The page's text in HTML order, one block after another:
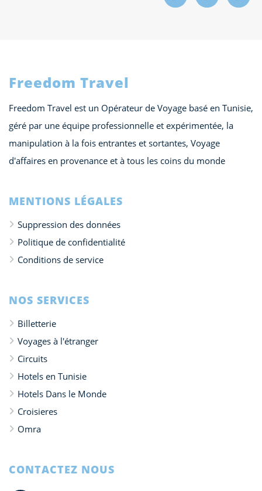
Freedom Travel
Freedom Travel est un Opérateur de Voyage basé en Tunisie,
géré par une équipe professionnelle et expérimentée, la
manipulation à la fois entrantes et sortantes, Voyage
d'affaires en provenance et à tous les coins du monde
MENTIONS LÉGALES
Suppression des données
Politique de confidentialité
Conditions de service
NOS SERVICES
Billetterie
Voyages à l'étranger
Circuits
Hotels en Tunisie
Hotels Dans le Monde
Croisieres
Omra
CONTACTEZ NOUS